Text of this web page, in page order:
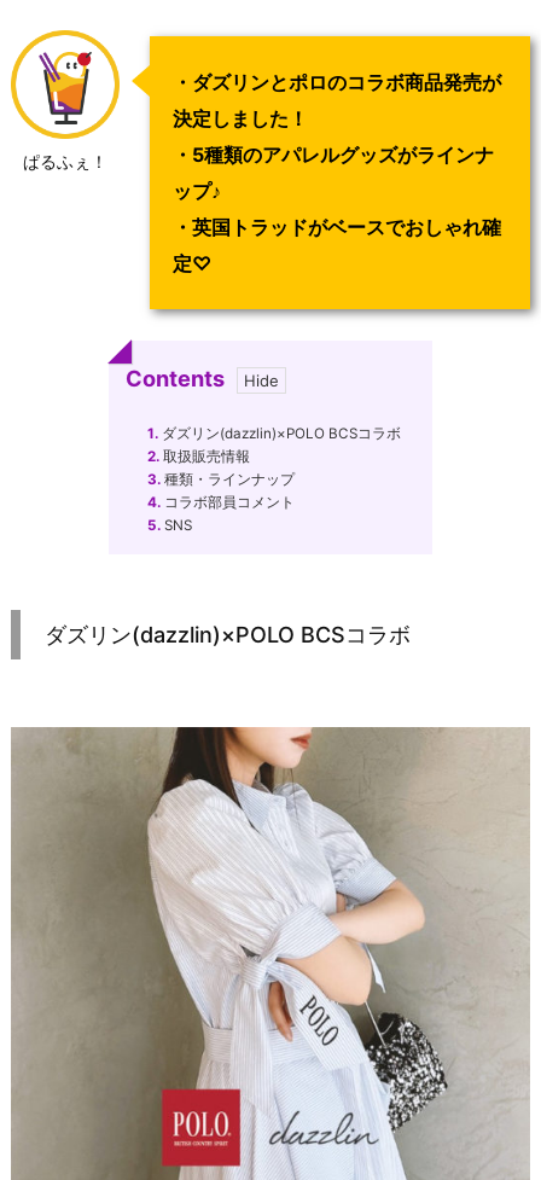
ぱるふぇ！
・ダズリンとポロのコラボ商品発売が
決定しました！
・5種類のアパレルグッズがラインナ
ップ♪
・英国トラッドがベースでおしゃれ確
定♡
Contents
1. ダズリン(dazzlin)×POLO BCSコラボ
2. 取扱販売情報
3. 種類・ラインナップ
4. コラボ部員コメント
5. SNS
ダズリン(dazzlin)×POLO BCSコラボ